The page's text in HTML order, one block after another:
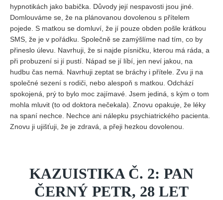
hypnotikách jako babička. Důvody její nespavosti jsou jiné.
Domlouváme se, že na plánovanou dovolenou s přítelem
pojede. S matkou se domluví, že jí pouze obden pošle krátkou
SMS, že je v pořádku. Společně se zamýšlíme nad tím, co by
přineslo úlevu. Navrhuji, že si najde písničku, kterou má ráda, a
při probuzení si jí pustí. Nápad se jí líbí, jen neví jakou, na
hudbu čas nemá. Navrhuji zeptat se bráchy i přítele. Zvu ji na
společné sezení s rodiči, nebo alespoň s matkou. Odchází
spokojená, prý to bylo moc zajímavé. Jsem jediná, s kým o tom
mohla mluvit (to od doktora nečekala). Znovu opakuje, že léky
na spaní nechce. Nechce ani nálepku psychiatrického pacienta.
Znovu ji ujišťuji, že je zdravá, a přeji hezkou dovolenou.
KAZUISTIKA Č. 2: PAN
ČERNÝ PETR, 28 LET